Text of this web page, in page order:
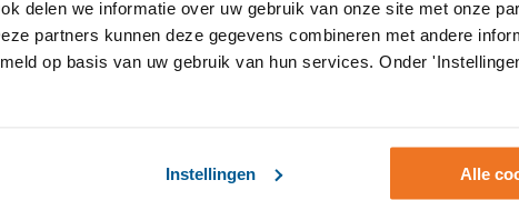
delen we informatie over uw gebruik van onze site met onze
partners kunnen deze gegevens combineren met andere
op basis van uw gebruik van hun services. Onder
Instellingen Alle
Kleine dingen kunnen al een groot verschil maken.